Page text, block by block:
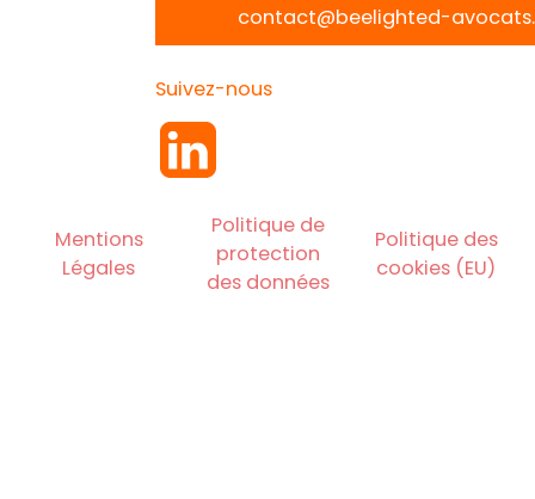
contact@beelighted-
Suivez-nous
Mentions
Légales
Politique de
protection
des données
Politique des
cookies (EU)